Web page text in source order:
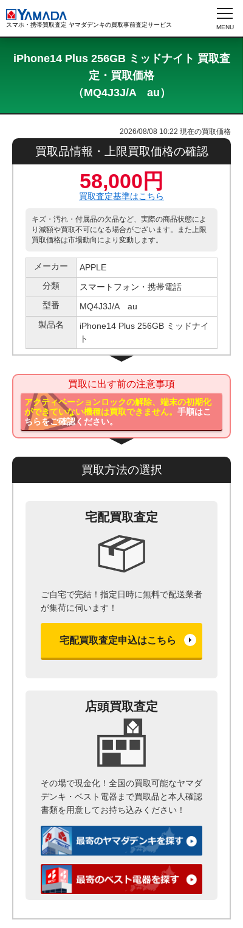
スマホ・携帯買取査定 ヤマダデンキの買取事前査定サービス
iPhone14 Plus 256GB ミッドナイト 買取査
定・買取価格
（MQ4J3J/A au）
2026/08/08 10:22 現在の買取価格
買取品情報・上限買取価格の確認
58,000円
買取査定基準はこちら
キズ・汚れ・付属品の欠品など、実際の商品状態によ
り減額や買取不可になる場合がございます。また上限
買取価格は市場動向により変動します。
メーカー
APPLE
分類
スマートフォン・携帯電話
型番
MQ4J3J/A au
製品名
iPhone14 Plus 256GB ミッドナイ
ト
買取に出す前の注意事項
アクティベーションロックの解除、端末の初期化
ができていない機種は買取できません。手順はこ
ちらをご確認ください。
買取方法の選択
宅配買取査定
ご自宅で完結！指定日時に無料で配送業者
が集荷に伺います！
宅配買取査定申込はこちら
店頭買取査定
その場で現金化！全国の買取可能なヤマダ
デンキ・ベスト電器まで買取品と本人確認
書類を用意してお持ち込みください！